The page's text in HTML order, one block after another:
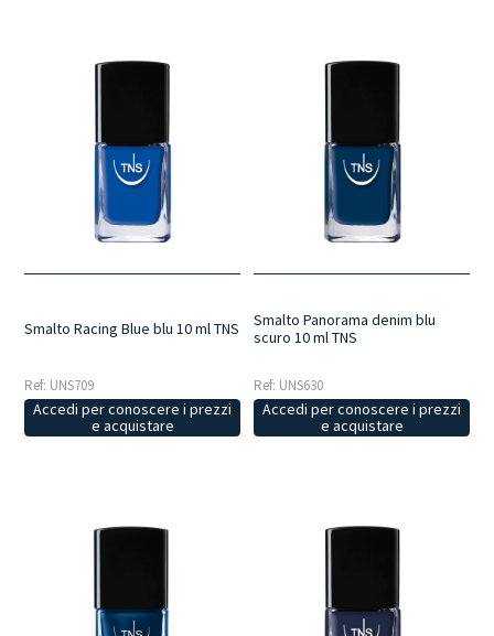
Smalto Racing Blue blu 10 ml TNS
Ref: UNS709
Accedi per conoscere i prezzi
e acquistare
Smalto Panorama denim blu
scuro 10 ml TNS
Ref: UNS630
Accedi per conoscere i prezzi
e acquistare